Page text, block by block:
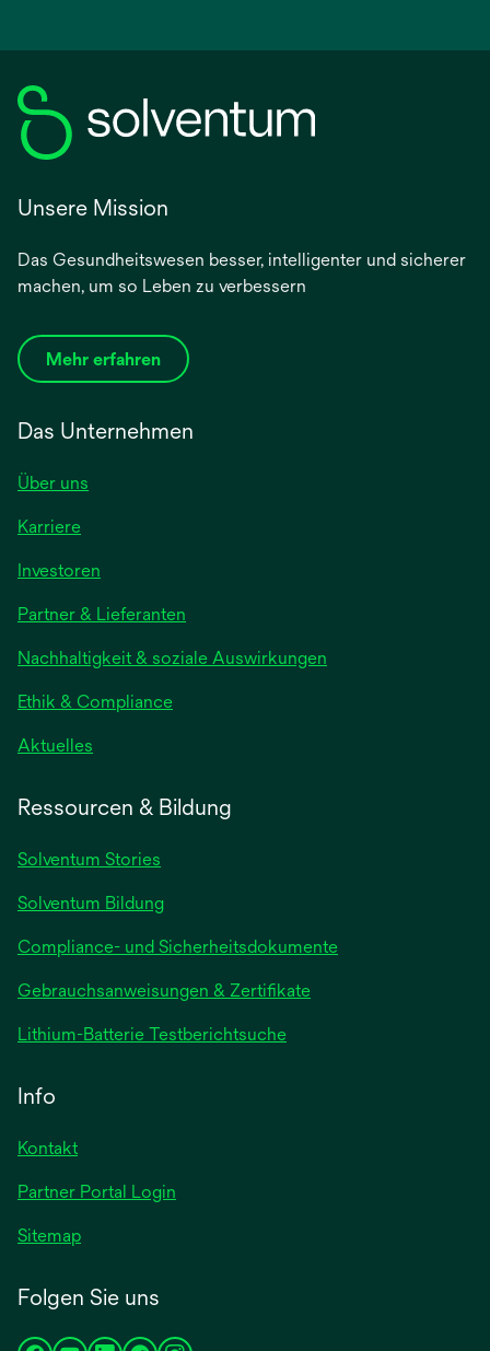
Unsere Mission
Das Gesundheitswesen besser, intelligenter und sicherer
machen, um so Leben zu verbessern
Mehr erfahren
Das Unternehmen
Über uns
Karriere
Investoren
einer
neuen
Registerkarte
geöffnet
Partner & Lieferanten
Nachhaltigkeit & soziale Auswirkungen
Ethik & Compliance
Aktuelles
Registerkarte
Ressourcen & Bildung
Solventum Stories
Solventum Bildung
Compliance- und Sicherheitsdokumente
Gebrauchsanweisungen & Zertifikatewird
Lithium-Batterie Testberichtsuchewird
Info
Kontakt
Partner Portal Login
Sitemap
Folgen Sie uns